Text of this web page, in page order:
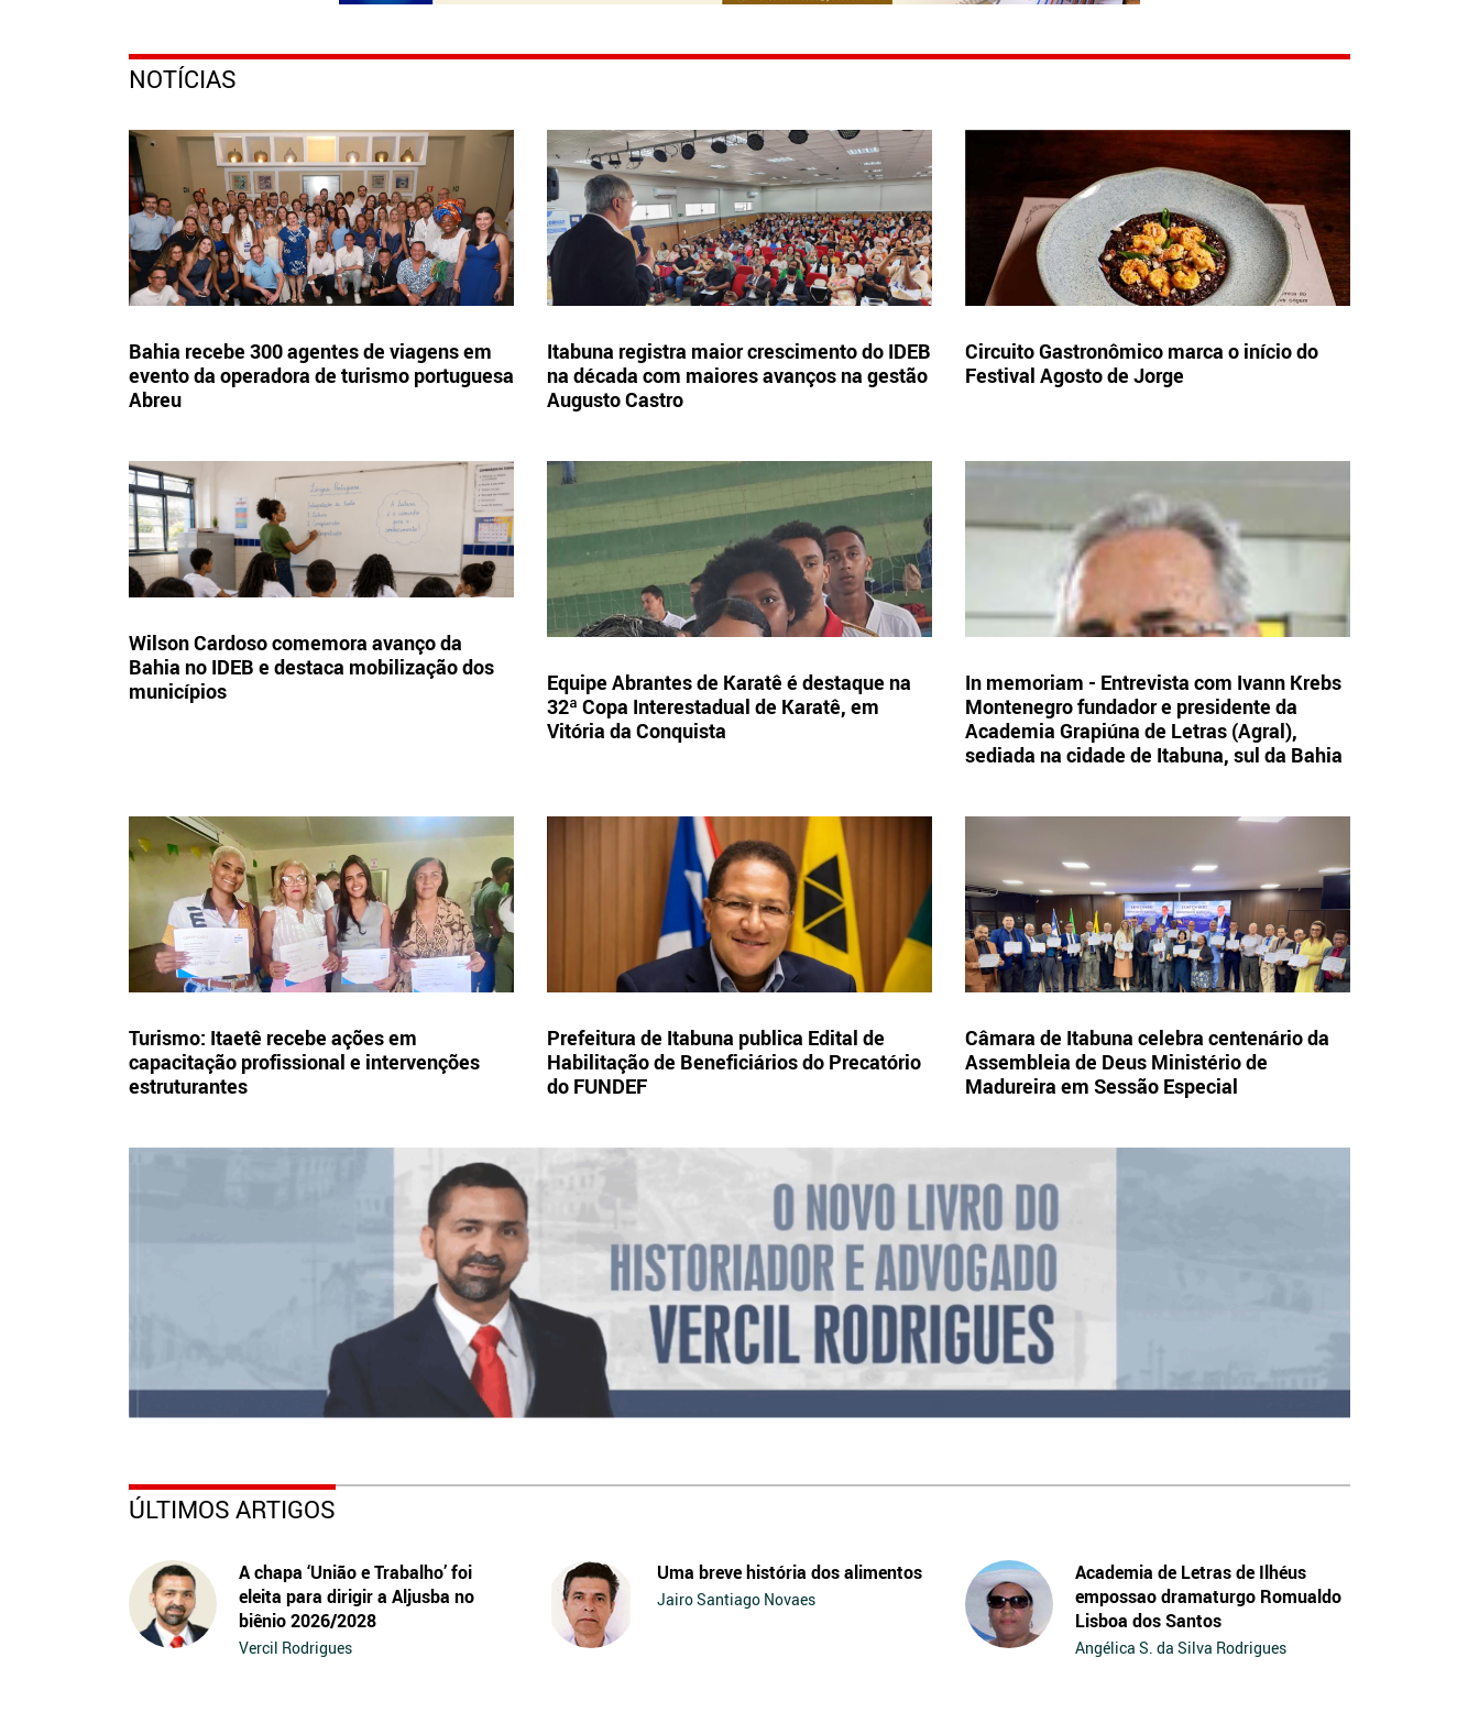
NOTÍCIAS
Bahia recebe 300 agentes de viagens em
evento da operadora de turismo portuguesa
Abreu
Itabuna registra maior crescimento do IDEB
na década com maiores avanços na gestão
Augusto Castro
Circuito Gastronômico marca o início do
Festival Agosto de Jorge
Wilson Cardoso comemora avanço da
Bahia no IDEB e destaca mobilização dos
municípios
Equipe Abrantes de Karatê é destaque na
32ª Copa Interestadual de Karatê, em
Vitória da Conquista
In memoriam - Entrevista com Ivann Krebs
Montenegro fundador e presidente da
Academia Grapiúna de Letras (Agral),
sediada na cidade de Itabuna, sul da Bahia
Turismo: Itaetê recebe ações em
capacitação profissional e intervenções
estruturantes
Prefeitura de Itabuna publica Edital de
Habilitação de Beneficiários do Precatório
do FUNDEF
Câmara de Itabuna celebra centenário da
Assembleia de Deus Ministério de
Madureira em Sessão Especial
ÚLTIMOS ARTIGOS
A chapa ‘União e Trabalho’ foi
eleita para dirigir a Aljusba no
biênio 2026/2028
Vercil Rodrigues
Uma breve história dos alimentos
Jairo Santiago Novaes
Academia de Letras de Ilhéus
empossao dramaturgo Romualdo
Lisboa dos Santos
Angélica S. da Silva Rodrigues